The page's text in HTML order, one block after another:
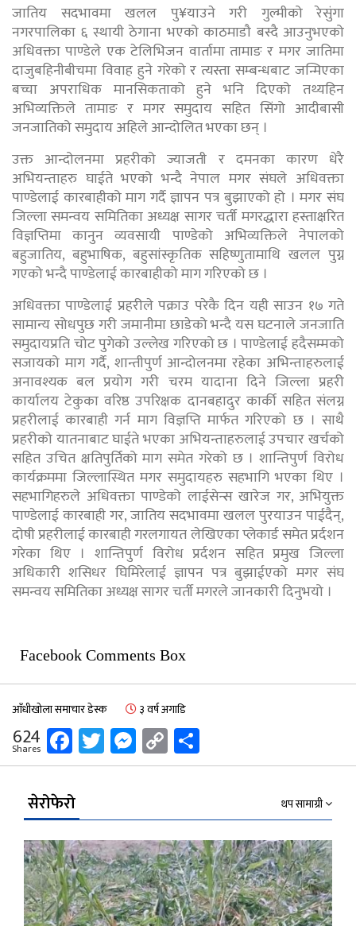
जातिय सदभावमा खलल पु¥याउने गरी गुल्मीको रेसुंगा
नगरपालिका ६ स्थायी ठेगाना भएको काठमाडौ बस्दै आउनुभएको
अधिवक्ता पाण्डेले एक टेलिभिजन वार्तामा तामाङ र मगर जातिमा
दाजुबहिनीबीचमा विवाह हुने गरेको र त्यस्ता सम्बन्धबाट जन्मिएका
बच्चा अपराधिक मानसिकताको हुने भनि दिएको तथ्यहिन
अभिव्यक्तिले तामाङ र मगर समुदाय सहित सिंगो आदीबासी
जनजातिको समुदाय अहिले आन्दोलित भएका छन् ।
उक्त आन्दोलनमा प्रहरीको ज्याजती र दमनका कारण धेरै
अभियन्ताहरु घाईते भएको भन्दै नेपाल मगर संघले अधिवक्ता
पाण्डेलाई कारबाहीको माग गर्दै ज्ञापन पत्र बुझाएको हो । मगर संघ
जिल्ला समन्वय समितिका अध्यक्ष सागर चर्ती मगरद्धारा हस्ताक्षरित
विज्ञप्तिमा कानुन व्यवसायी पाण्डेको अभिव्यक्तिले नेपालको
बहुजातिय, बहुभाषिक, बहुसांस्कृतिक सहिष्णुतामाथि खलल पुग्न
गएको भन्दै पाण्डेलाई कारबाहीको माग गरिएको छ ।
अधिवक्ता पाण्डेलाई प्रहरीले पक्राउ परेकै दिन यही साउन १७ गते
सामान्य सोधपुछ गरी जमानीमा छाडेको भन्दै यस घटनाले जनजाति
समुदायप्रति चोट पुगेको उल्लेख गरिएको छ । पाण्डेलाई हदैसम्मको
सजायको माग गर्दै, शान्तीपुर्ण आन्दोलनमा रहेका अभिन्ताहरुलाई
अनावश्यक बल प्रयोग गरी चरम यादाना दिने जिल्ला प्रहरी
कार्यालय टेकुका वरिष्ठ उपरिक्षक दानबहादुर कार्की सहित संलग्न
प्रहरीलाई कारबाही गर्न माग विज्ञप्ति मार्फत गरिएको छ । साथै
प्रहरीको यातनाबाट घाईते भएका अभियन्ताहरुलाई उपचार खर्चको
सहित उचित क्षतिपुर्तिको माग समेत गरेको छ । शान्तिपुर्ण विरोध
कार्यक्रममा जिल्लास्थित मगर समुदायहरु सहभागि भएका थिए ।
सहभागिहरुले अधिवक्ता पाण्डेको लाईसेन्स खारेज गर, अभियुक्त
पाण्डेलाई कारबाही गर, जातिय सदभावमा खलल पुरयाउन पाईदैन्,
दोषी प्रहरीलाई कारबाही गरलगायत लेखिएका प्लेकार्ड समेत प्रर्दशन
गरेका थिए । शान्तिपुर्ण विरोध प्रर्दशन सहित प्रमुख जिल्ला
अधिकारी शसिधर घिमिरेलाई ज्ञापन पत्र बुझाईएको मगर संघ
समन्वय समितिका अध्यक्ष सागर चर्ती मगरले जानकारी दिनुभयो ।
Facebook Comments Box
आँधीखोला समाचार डेस्क ३ वर्ष अगाडि
624
Shares Facebook
Twitter
Messenger
Copy
Link
सेरोफेरो थप सामाग्री